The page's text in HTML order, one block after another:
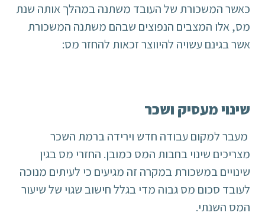
כאשר המשכורת של העובד משתנה במהלך אותה שנת
מס, אלו המצבים הנפוצים שבהם משתנה המשכורת
אשר בגינם עשויה להיווצר זכאות להחזר מס:
שינוי מעסיק ושכר
מעבר למקום עבודה חדש וירידה ברמת השכר
מצריכים שינוי בחבות המס כמובן. החזרי מס בגין
שינויים במשכורת במקרה זה מגיעים כי לעיתים מנוכה
לעובד סכום מס גבוה מדי בגלל חישוב שגוי של שיעור
המס השנתי.